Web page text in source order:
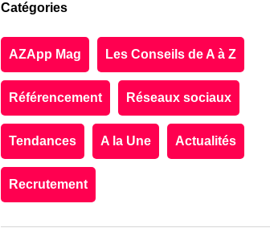
Catégories
AZApp Mag Les Conseils de A à Z
Référencement Réseaux sociaux
Tendances A la Une Actualités
Recrutement